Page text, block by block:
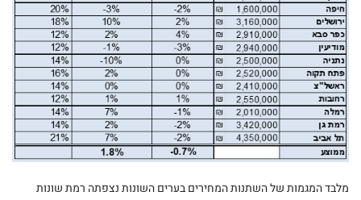
מלבד המגמות של השתנות המחירים בערים השונות נצפתה רמת שונות